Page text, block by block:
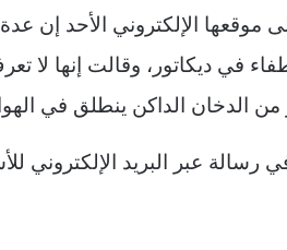
موقعها الإلكتروني الأحد إن
في ديكاتور، وقالت إنها لا
الدخان الداكن ينطلق في
في رسالة عبر البريد